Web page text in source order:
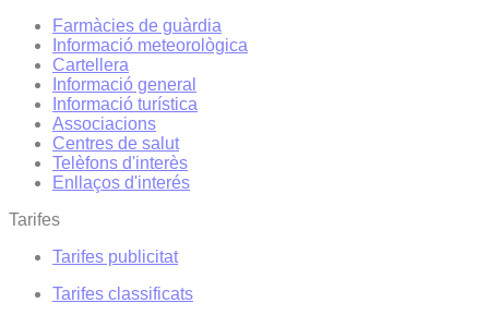
Farmàcies de guàrdia
Informació meteorològica
Cartellera
Informació general
Informació turística
Associacions
Centres de salut
Telèfons d'interès
Enllaços d'interés
Tarifes
Tarifes publicitat
Tarifes classificats